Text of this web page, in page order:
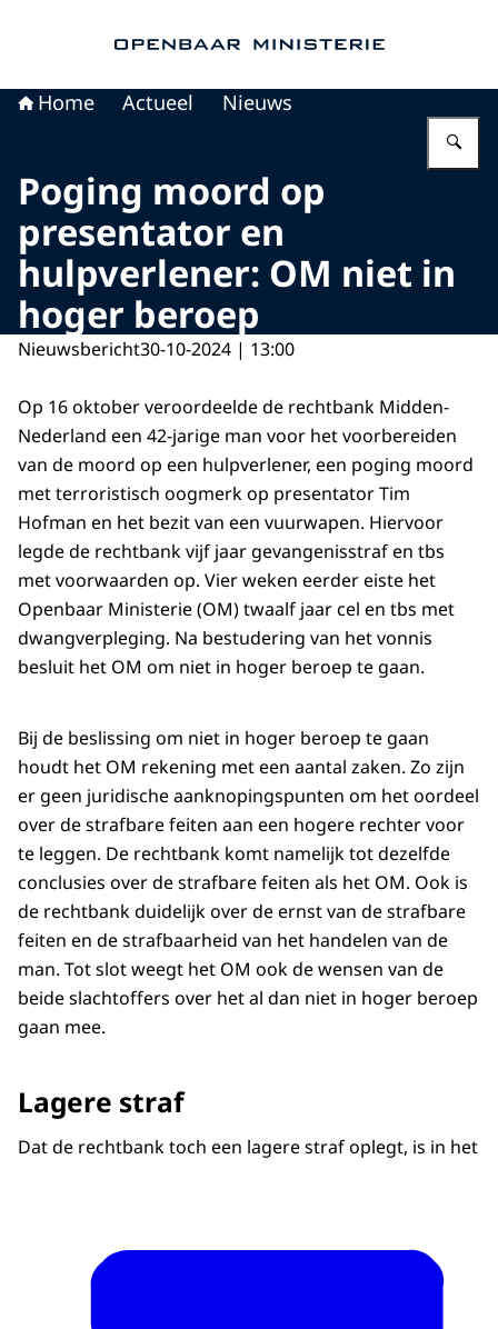
Home Actueel Nieuws
Poging moord op
presentator en
hulpverlener: OM niet in
hoger beroep
Nieuwsbericht30-10-2024 | 13:00
Op 16 oktober veroordeelde de rechtbank Midden-
Nederland een 42-jarige man voor het voorbereiden
van de moord op een hulpverlener, een poging moord
met terroristisch oogmerk op presentator Tim
Hofman en het bezit van een vuurwapen. Hiervoor
legde de rechtbank vijf jaar gevangenisstraf en tbs
met voorwaarden op. Vier weken eerder eiste het
Openbaar Ministerie (OM) twaalf jaar cel en tbs met
dwangverpleging. Na bestudering van het vonnis
besluit het OM om niet in hoger beroep te gaan.
Bij de beslissing om niet in hoger beroep te gaan
houdt het OM rekening met een aantal zaken. Zo zijn
er geen juridische aanknopingspunten om het oordeel
over de strafbare feiten aan een hogere rechter voor
te leggen. De rechtbank komt namelijk tot dezelfde
conclusies over de strafbare feiten als het OM. Ook is
de rechtbank duidelijk over de ernst van de strafbare
feiten en de strafbaarheid van het handelen van de
man. Tot slot weegt het OM ook de wensen van de
beide slachtoffers over het al dan niet in hoger beroep
gaan mee.
Lagere straf
Dat de rechtbank toch een lagere straf oplegt, is in het